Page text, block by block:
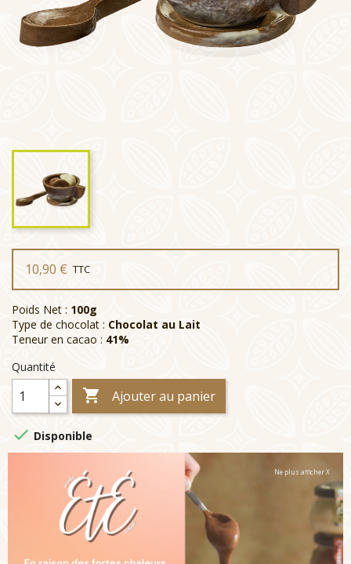
10,90 € TTC
Poids Net : 100g
Type de chocolat : Chocolat au Lait
Teneur en cacao : 41%
Quantité
 Ajouter au panier
 Disponible
Livraison :
Ces articles sont garnies de Bonbons de Chocolats
toute l'année, ou d'Oeufs Saveurs et Plaisirs à partir du 15
mars jusqu'à Pâques (pour les Ventes Groupées de Pâques
tous les articles seront garnis d'Oeufs)
Ne plus afficher X